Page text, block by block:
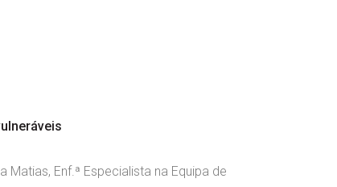
Matias, Enf.ª Especialista na Equipa de